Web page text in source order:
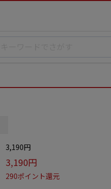
3,190円
3,190円
290ポイント還元